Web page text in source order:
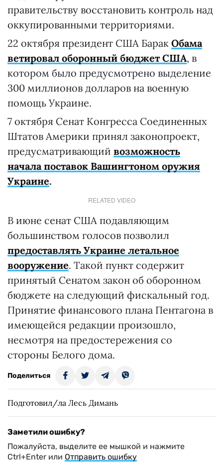
правительству восстановить контроль над
оккупированными территориями.
22 октября президент США Барак Обама
ветировал оборонный бюджет США, в
котором было предусмотрено выделение
300 миллионов долларов на военную
помощь Украине.
7 октября Сенат Конгресса Соединенных
Штатов Америки принял законопроект,
предусматривающий возможность
начала поставок Вашингтоном оружия
Украине.
RELATED VIDEO
В июне сенат США подавляющим
большинством голосов позволил
предоставлять Украине летальное
вооружение. Такой пункт содержит
принятый Сенатом закон об оборонном
бюджете на следующий фискальный год.
Принятие финансового плана Пентагона в
имеющейся редакции произошло,
несмотря на предостережения со
стороны Белого дома.
Поделиться
Подготовил/ла Лесь Димань
Заметили ошибку?
Пожалуйста, выделите ее мышкой и нажмите
Ctrl+Enter или Отправить ошибку